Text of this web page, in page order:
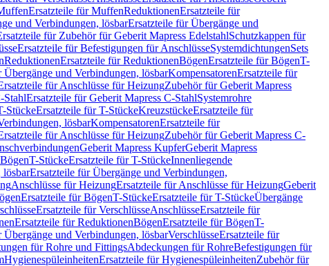
Ersatzteile für MuffenReduktionenErsatzteile für
und Verbindungen, lösbarErsatzteile für Übergänge und
für Zubehör für Geberit Mapress EdelstahlSchutzkappen für
Ersatzteile für Befestigungen für AnschlüsseSystemdichtungenSets
ReduktionenErsatzteile für ReduktionenBögenErsatzteile für BögenT-
Übergänge und Verbindungen, lösbarKompensatorenErsatzteile für
für Anschlüsse für HeizungZubehör für Geberit Mapress
StahlErsatzteile für Geberit Mapress C-StahlSystemrohre
StückeErsatzteile für T-StückeKreuzstückeErsatzteile für
lösbarKompensatorenErsatzteile für
für Anschlüsse für HeizungZubehör für Geberit Mapress C-
Geberit Mapress KupferGeberit Mapress
T-StückeErsatzteile für T-StückeInnenliegende
lösbarErsatzteile für Übergänge und Verbindungen,
Anschlüsse für HeizungErsatzteile für Anschlüsse für HeizungGeberit
Ersatzteile für BögenT-StückeErsatzteile für T-StückeÜbergänge
Ersatzteile für VerschlüsseAnschlüsseErsatzteile für
Ersatzteile für ReduktionenBögenErsatzteile für BögenT-
Übergänge und Verbindungen, lösbarVerschlüsseErsatzteile für
für Rohre und FittingsAbdeckungen für RohreBefestigungen für
HygienespüleinheitenErsatzteile für HygienespüleinheitenZubehör für